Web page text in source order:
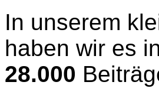
In unserem
haben wir es
28.000